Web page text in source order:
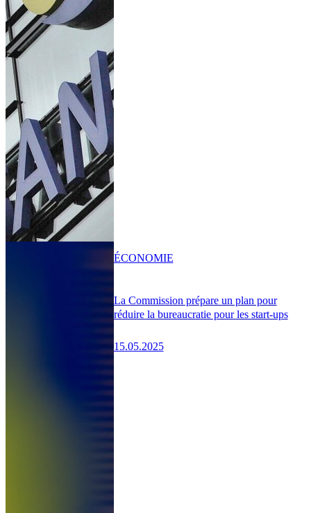
La Commission prépare un plan pour
réduire la bureaucratie pour les start-ups
15.05.2025
ÉCONOMIE